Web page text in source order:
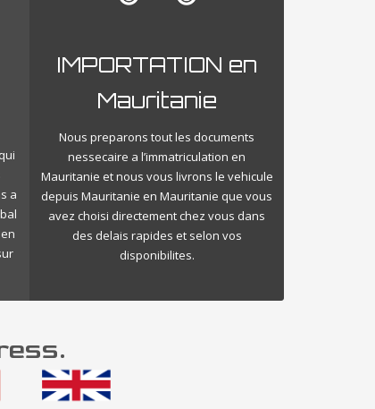
a
IMPORTATION en
Mauritanie
Nous preparons tout les documents
nessecaire a l’immatriculation en
Mauritanie et nous vous livrons le vehicule
depuis Mauritanie en Mauritanie que vous
avez choisi directement chez vous dans
des delais rapides et selon vos
disponibilites.